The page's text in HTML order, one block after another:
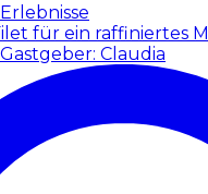
für ein raffiniertes
Gastgeber: Claudia